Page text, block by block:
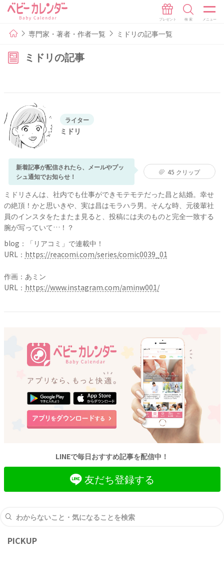
専門家・著者・作者一覧 ミドリの記事一覧
ミドリの記事
ライター
ミドリ
新着記事が配信されたら、メールやプッ
シュ通知でお知らせ！
45 クリップ
ミドリさんは、社内でも仕事ができモテモテだった昌と結婚。幸せ
の絶頂！かと思いきや、実は昌はモラハラ男。そんな時、元後輩社
員のインスタをたまたま見ると、投稿には夫のものと完全一致する
腕が写っていて…！？
blog：「リアコミ」で連載中！
URL： https://reacomi.com/series/comic0039_01
作画：あミン
URL： https://www.instagram.com/aminw001/
LINEで毎日おすすめ記事を配信中！
友だち登録する
PICKUP